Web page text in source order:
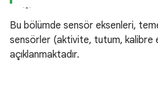
Bu bölümde sensör eksenleri,
sensörler (aktivite, tutum, kalibre
açıklanmaktadır.